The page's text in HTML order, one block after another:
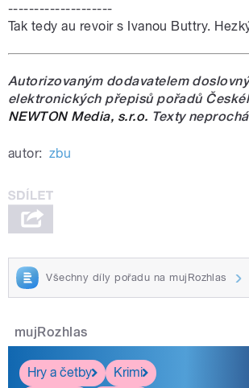
--------------------
Tak tedy au revoir s Ivanou Buttry.
Autorizovaným dodavatelem
elektronických přepisů pořadů
NEWTON Media, s.r.o. Texty
autor: zbu
Všechny díly pořadu na mujRozhlas
mujRozhlas
Hry a četby
Krimi